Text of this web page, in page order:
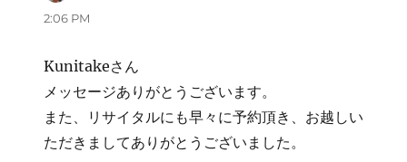
2:06 PM
Kunitakeさん
メッセージありがとうございます。
また、リサイタルにも早々に予約頂き、お越しい
ただきましてありがとうございました。